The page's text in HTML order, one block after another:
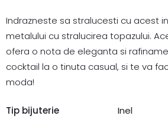
Indrazneste sa stralucesti cu acest
metalului cu stralucirea topazului.
ofera o nota de eleganta si
cocktail la o tinuta casual, si te va
moda!
Tip bijuterie
Inel